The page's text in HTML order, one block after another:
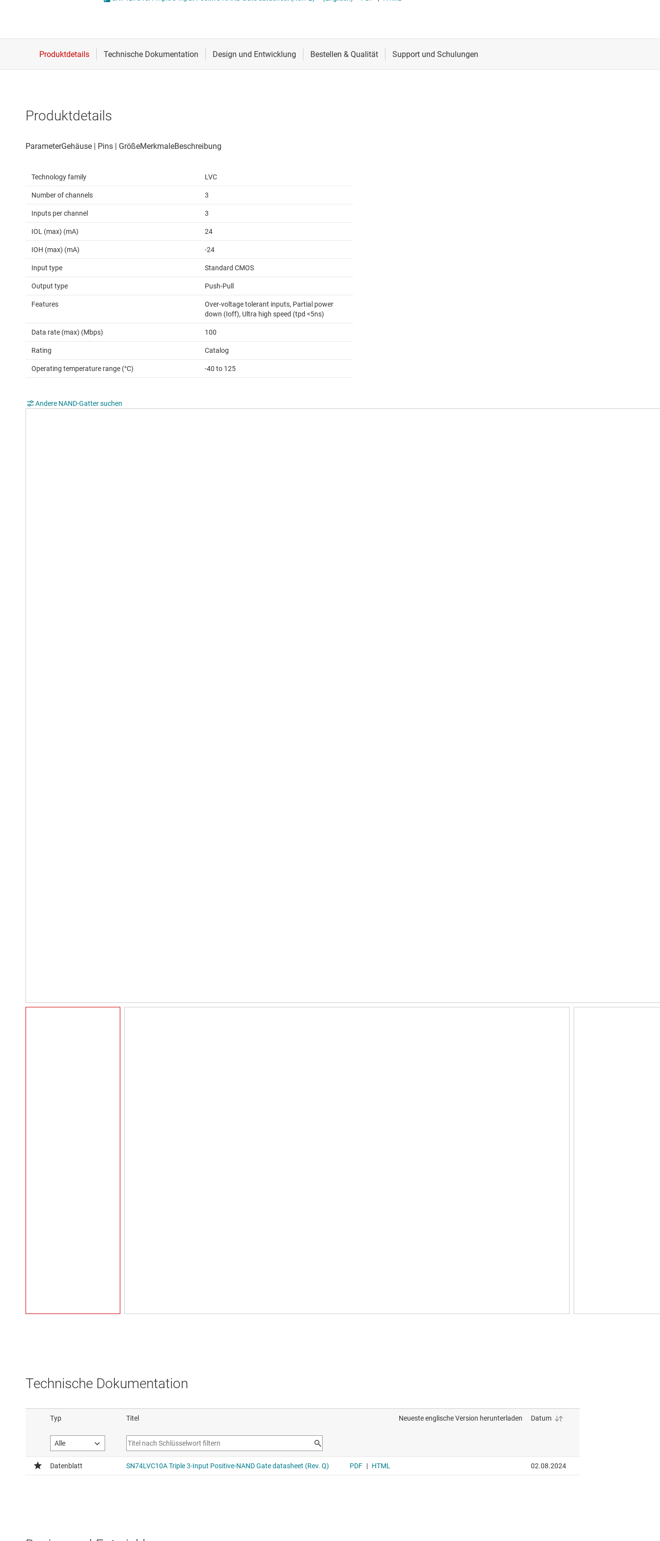
Drahtlose Konnektivität Schnittstelle
Spannungsumsetzer & Pegelverschieber
Spannungsumsetzungsgatter
Produktdetails
Technology family LVC
Number of channels 3
Inputs per channel 3
IOL (max) (mA) 24
IOH (max) (mA) -24
Input type Standard CMOS
Output type Push-Pull
Features
Over-voltage tolerant inputs, Partial power
down (Ioff), Ultra high speed (tpd <5ns)
Data rate (max) (Mbps) 100
Rating Catalog
Operating temperature range (°C) -40 to 125
Andere NAND-Gatter suchen
Technische Dokumentation